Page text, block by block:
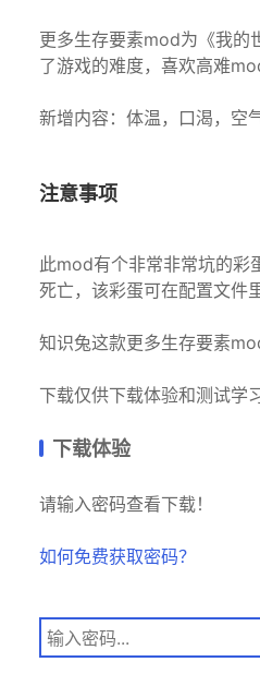
更多生存要素mod为《我的
了游戏的难度，喜欢高难
新增内容：体温，口渴，空
注意事项
此mod有个非常非常坑的彩
死亡，该彩蛋可在配置文件
知识兔这款更多生存要素
下载仅供下载体验和测试学
下载体验
请输入密码查看下载！
如何免费获取密码？